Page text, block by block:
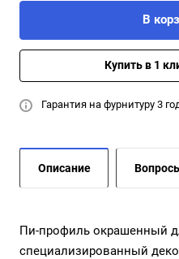
В
Купить в 1
Гарантия на фурнитуру 3
Описание
Пи-профиль окрашенный
специализированный